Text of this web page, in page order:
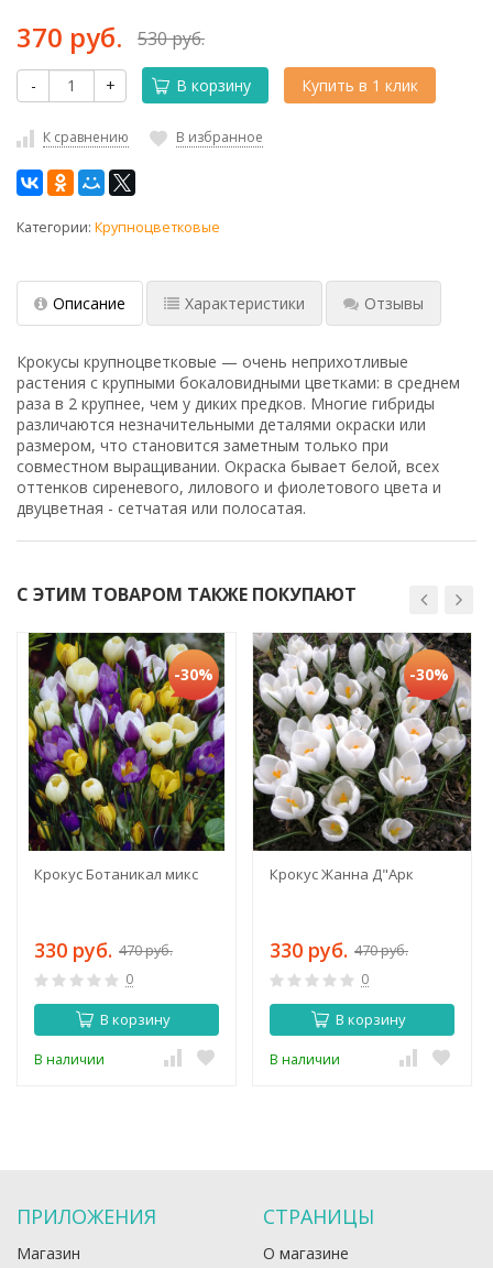
370 руб. 530 руб.
- + В корзину Купить в 1 клик
К сравнению В избранное
Категории: Крупноцветковые
Описание Характеристики Отзывы
Крокусы крупноцветковые — очень неприхотливые
растения с крупными бокаловидными цветками: в среднем
раза в 2 крупнее, чем у диких предков. Многие гибриды
различаются незначительными деталями окраски или
размером, что становится заметным только при
совместном выращивании. Окраска бывает белой, всех
оттенков сиреневого, лилового и фиолетового цвета и
двуцветная - сетчатая или полосатая.
С ЭТИМ ТОВАРОМ ТАКЖЕ ПОКУПАЮТ
-30%
Крокус Ботаникал микс
330 руб. 470 руб.
0
В корзину
В наличии
-30%
Крокус Жанна Д"Арк
330 руб. 470 руб.
0
В корзину
В наличии
ПРИЛОЖЕНИЯ
Магазин
СТРАНИЦЫ
О магазине